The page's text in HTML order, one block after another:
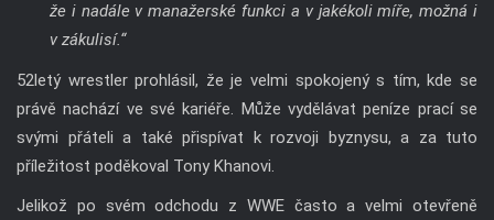
že i nadále v manažerské funkci a v jakékoli míře, možná i
v zákulisí.“
52letý wrestler prohlásil, že je velmi spokojený s tím, kde se
právě nachází ve své kariéře. Může vydělávat peníze prací se
svými přáteli a také přispívat k rozvoji byznysu, a za tuto
příležitost poděkoval Tony Khanovi.
Jelikož po svém odchodu z WWE často a velmi otevřeně